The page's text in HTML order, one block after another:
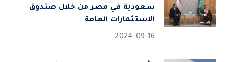
سعودية في مصر من خلال صندوق
الاستثمارات العامة
2024-09-16